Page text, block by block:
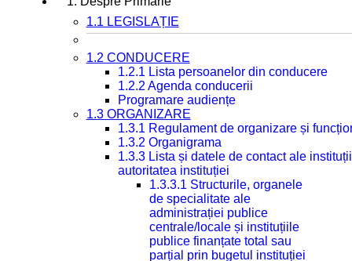
1.1 LEGISLAȚIE
1.2 CONDUCERE
1.2.1 Lista persoanelor din conducere
1.2.2 Agenda conducerii
Programare audiențe
1.3 ORGANIZARE
1.3.1 Regulament de organizare și
1.3.2 Organigrama
1.3.3 Lista și datele de contact ale
autoritatea instituției
1.3.3.1 Structurile, organele
de specialitate ale
administrației publice
centrale/locale și instituțiile
publice finanțate total sau
parțial prin bugetul instituției